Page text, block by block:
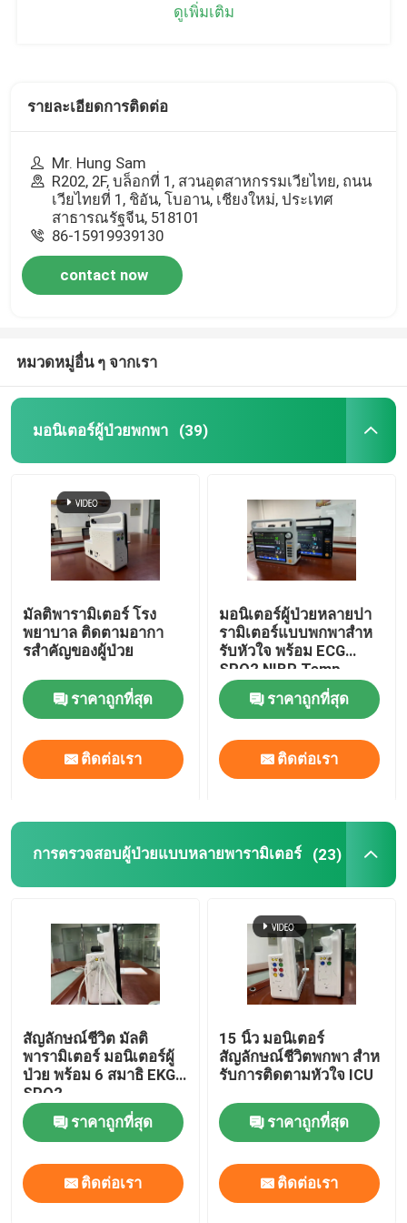
ดูเพิ่มเติม
รายละเอียดการติดต่อ
Mr. Hung Sam
R202, 2F, บล็อกที่ 1, สวนอุตสาหกรรมเวียไทย, ถนน
เวียไทยที่ 1, ชิอัน, โบอาน, เชียงใหม่, ประเทศ
สาธารณรัฐจีน, 518101
86-15919939130
contact now
หมวดหมู่อื่น ๆ จากเรา
มอนิเตอร์ผู้ป่วยพกพา (39)
มัลติพารามิเตอร์ โรง
พยาบาล ติดตามอากา
รสําคัญของผู้ป่วย
ราคาถูกที่สุด
ติดต่อเรา
มอนิเตอร์ผู้ป่วยหลายปา
รามิเตอร์แบบพกพาสําห
รับหัวใจ พร้อม ECG
SPO2 NIBP Temp
Standard
ราคาถูกที่สุด
ติดต่อเรา
การตรวจสอบผู้ป่วยแบบหลายพารามิเตอร์ (23)
สัญลักษณ์ชีวิต มัลติ
พารามิเตอร์ มอนิเตอร์ผู้
ป่วย พร้อม 6 สมาธิ EKG
SPO2
ราคาถูกที่สุด
ติดต่อเรา
15 นิ้ว มอนิเตอร์
สัญลักษณ์ชีวิตพกพา สําห
รับการติดตามหัวใจ ICU
ราคาถูกที่สุด
ติดต่อเรา